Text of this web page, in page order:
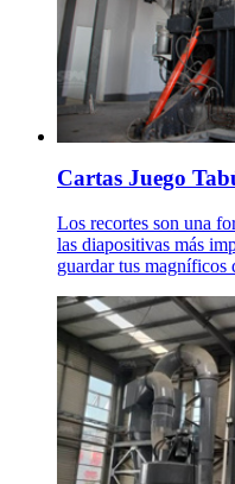
Cartas Juego
Los recortes son una
las diapositivas más
guardar tus magníficos